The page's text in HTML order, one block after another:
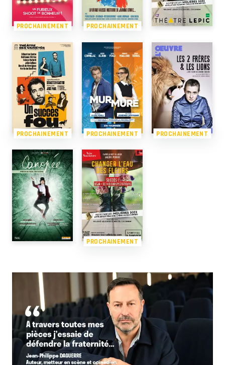
PROCHAINEMENT PROCHAINEMENT
PROCHAINEMENT PROCHAINEMENT PROCHAINEMENT
PROCHAINEMENT